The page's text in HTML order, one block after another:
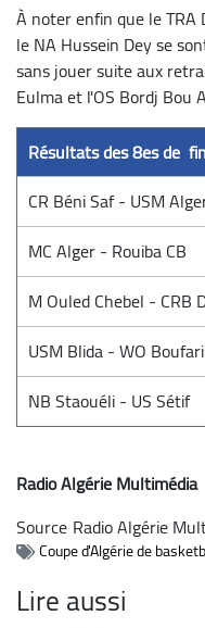
À noter enfin que le TRA
le NA Hussein Dey se
sans jouer suite aux
Eulma et l'OS Bordj Bou
Résultats des 8es de
CR Béni Saf - USM
MC Alger - Rouiba
M Ouled Chebel - CRB
USM Blida - WO
NB Staouéli - US Sétif
Radio Algérie Multimédia
Source Radio Algérie
Coupe d'Algérie de
Lire aussi